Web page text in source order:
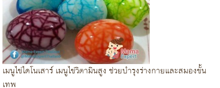
เมนูไข่ไดโนเสาร์ เมนูไข่วิตามินสูง ช่วยบำรุงร่างกายและสมองขั้น
เทพ